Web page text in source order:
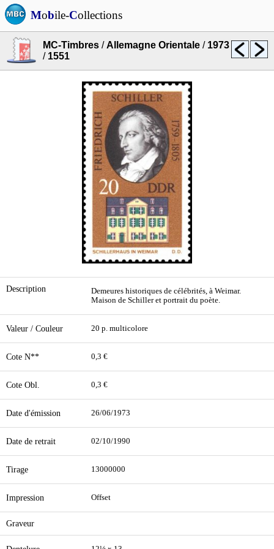
Mobile-Collections
MC-Timbres /Allemagne Orientale / 1973
/ 1551
Description
Demeures historiques de célébrités, à Weimar.
Maison de Schiller et portrait du poète.
Valeur / Couleur 20 p. multicolore
Cote N** 0,3 €
Cote Obl. 0,3 €
Date d'émission 26/06/1973
Date de retrait 02/10/1990
Tirage 13000000
Impression Offset
Graveur